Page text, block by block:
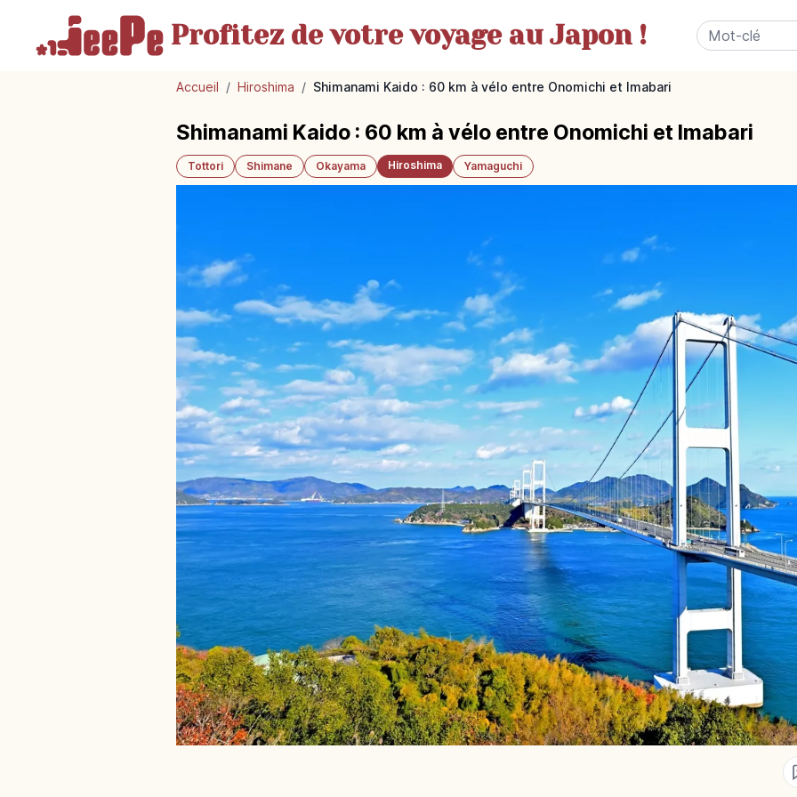
Profitez de votrevoyage au Japon !
Accueil / Hiroshima / Shimanami Kaido : 60 km à vélo entre Onomichi et Imabari
Shimanami Kaido : 60 km à vélo entre Onomichi et Imabari
Tottori Shimane Okayama Hiroshima Yamaguchi